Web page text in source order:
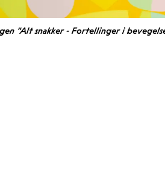
"Alt snakker - Fortellinger i